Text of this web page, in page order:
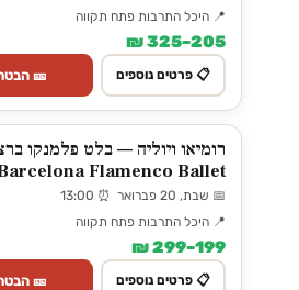
📍 היכל התרבות פתח תקווה
205–325 ₪
📋 פרטים נוספים 🎫
רומיאו ויוליה — בלט פלמנקו
Flamenco Ballet
📅 שבת, 20 פברואר ⏰ 13:00
📍 היכל התרבות פתח תקווה
199–299 ₪
📋 פרטים נוספים 🎫